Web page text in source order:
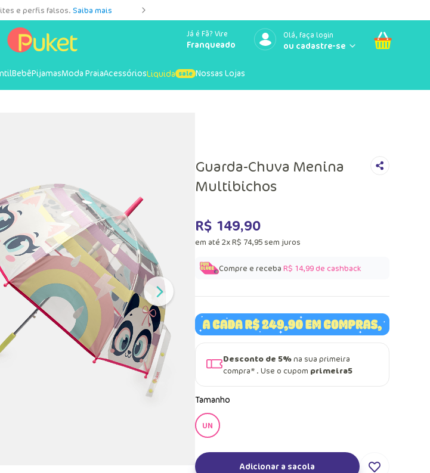
e perfis falsos. Saiba mais
Já é Fã? Vire
Franqueado
Olá, faça login
BebêPijamasModa PraiaAcessóriosLiquida Nossas Lojas
Guarda-Chuva Menina
Multibichos
R$ 149,90
em até 2xR$ 74,95 sem juros
Compre e receba R$ 14,99de cashback
Desconto de 5%na sua primeira
compra* . Use o cupom primeira5
Tamanho
UN
Adicionar a sacola